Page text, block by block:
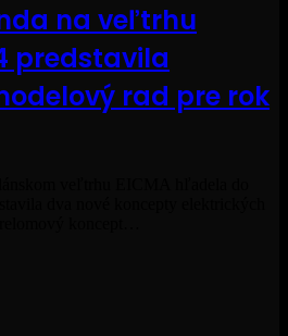
na veľtrhu
predstavila
rad pre rok